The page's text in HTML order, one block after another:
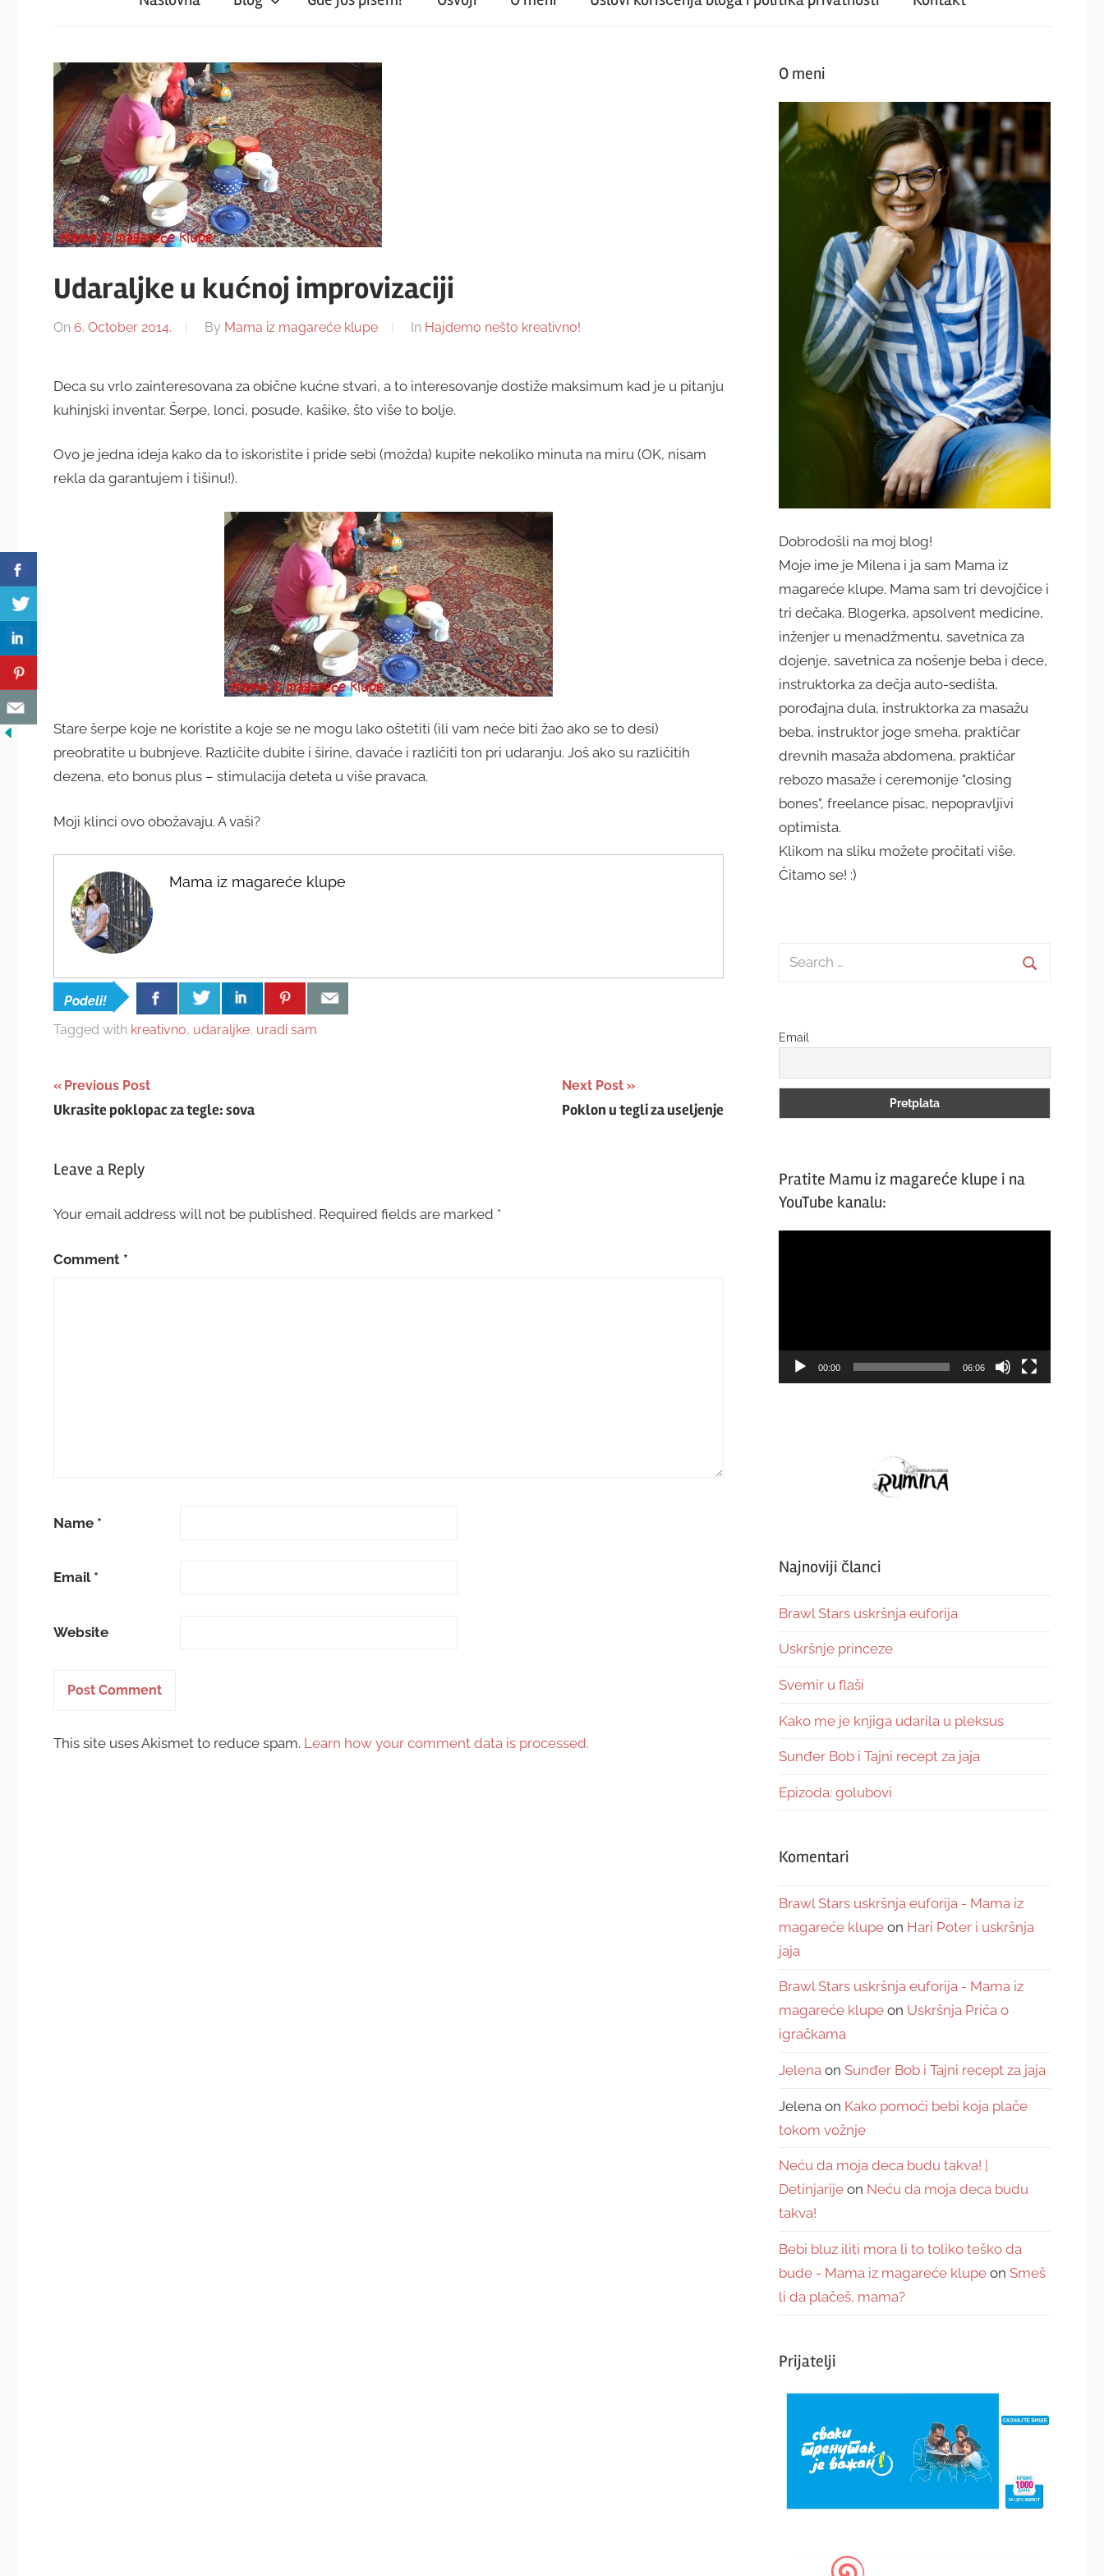
magareće
klupe
Udaraljke u kućnoj improvizaciji
On 6. October 2014. By Mama iz magareće klupe In Hajdemo nešto kreativno!
Deca su vrlo zainteresovana za obične kućne stvari, a to interesovanje dostiže maksimum kad je u pitanju
kuhinjski inventar. Šerpe, lonci, posude, kašike, što više to bolje.
Ovo je jedna ideja kako da to iskoristite i pride sebi (možda) kupite nekoliko minuta na miru (OK, nisam
rekla da garantujem i tišinu!).
Stare šerpe koje ne koristite a koje se ne mogu lako oštetiti (ili vam neće biti žao ako se to desi)
preobratite u bubnjeve. Različite dubite i širine, davaće i različiti ton pri udaranju. Još ako su različitih
dezena, eto bonus plus – stimulacija deteta u više pravaca.
Moji klinci ovo obožavaju. A vaši?
Mama iz magareće klupe
Podeli!
Tagged with kreativno, udaraljke, uradi sam
Post
navigation
Previous Post
Ukrasite poklopac za tegle: sova
Next Post
Poklon u tegli za useljenje
Leave a Reply
Your email address will not be published. Required fields are marked *
Comment *
Name *
Email *
Website
This site uses Akismet to reduce spam. Learn how your comment data is processed.
O meni
Dobrodošli na moj blog!
Moje ime je Milena i ja sam Mama iz
magareće klupe. Mama sam tri devojčice i
tri dečaka. Blogerka, apsolvent medicine,
inženjer u menadžmentu, savetnica za
dojenje, savetnica za nošenje beba i dece,
instruktorka za dečja auto-sedišta,
porođajna dula, instruktorka za masažu
beba, instruktor joge smeha, praktičar
drevnih masaža abdomena, praktičar
rebozo masaže i ceremonije "closing
bones", freelance pisac, nepopravljivi
optimista.
Klikom na sliku možete pročitati više.
Čitamo se! :)
Search
Email
Pratite Mamu iz magareće klupe i na
YouTube kanalu:
00:00 06:06
Najnoviji članci
Brawl Stars uskršnja euforija
Uskršnje princeze
Svemir u flaši
Kako me je knjiga udarila u pleksus
Sunđer Bob i Tajni recept za jaja
Epizoda: golubovi
Komentari
Brawl Stars uskršnja euforija - Mama iz
magareće klupe on Hari Poter i uskršnja
jaja
Brawl Stars uskršnja euforija - Mama iz
magareće klupe on Uskršnja Priča o
igračkama
Jelena on Sunđer Bob i Tajni recept za jaja
Jelena on Kako pomoći bebi koja plače
tokom vožnje
Neću da moja deca budu takva! |
Detinjarije on Neću da moja deca budu
takva!
Bebi bluz iliti mora li to toliko teško da
bude - Mama iz magareće klupe on Smeš
li da plačeš, mama?
Prijatelji